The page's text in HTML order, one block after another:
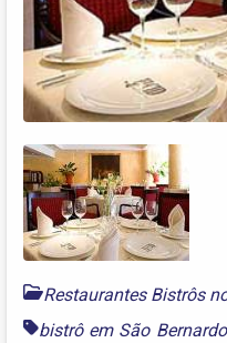
Restaurantes Bistrôs
bistrô em São